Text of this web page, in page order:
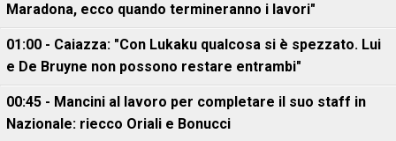
Maradona, ecco quando termineranno i lavori"
01:00 - Caiazza: "Con Lukaku qualcosa si è spezzato. Lui
e De Bruyne non possono restare entrambi"
00:45 - Mancini al lavoro per completare il suo staff in
Nazionale: riecco Oriali e Bonucci